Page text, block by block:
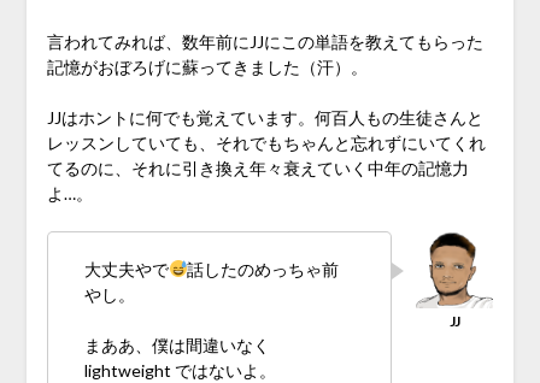
言われてみれば、数年前にJJにこの単語を教えてもらった
記憶がおぼろげに蘇ってきました（汗）。
JJはホントに何でも覚えています。何百人もの生徒さんと
レッスンしていても、それでもちゃんと忘れずにいてくれ
てるのに、それに引き換え年々衰えていく中年の記憶力
よ…。
大丈夫やで
話したのめっちゃ前
やし。
まああ、僕は間違いなく
lightweight ではないよ。